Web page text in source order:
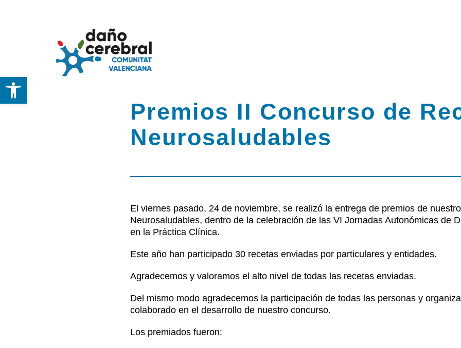
Abrir barra de herramientas
Noticias
Contacto
Premios II Concurso de
Neurosaludables
El viernes pasado, 24 de noviembre, se realizó la entrega de premios de
Neurosaludables, dentro de la celebración de las VI Jornadas Autonómicas de
en la Práctica Clínica.
Este año han participado 30 recetas enviadas por particulares y entidades.
Agradecemos y valoramos el alto nivel de todas las recetas enviadas.
Del mismo modo agradecemos la participación de todas las personas y
colaborado en el desarrollo de nuestro concurso.
Los premiados fueron: